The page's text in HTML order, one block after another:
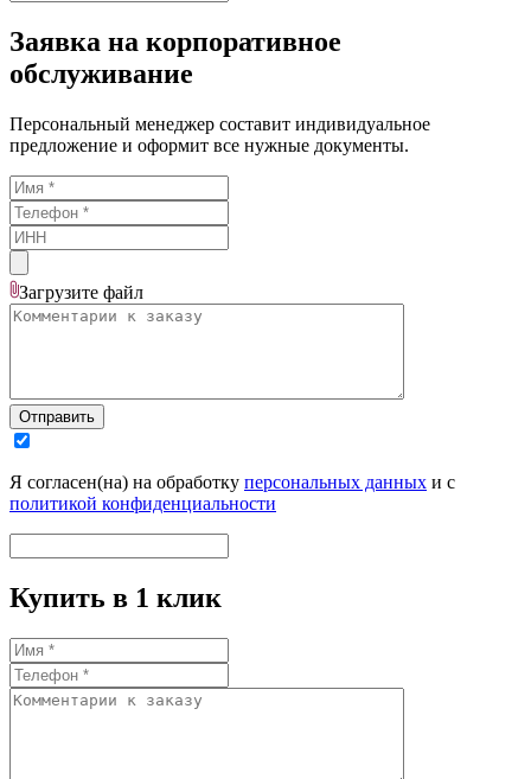
Заявка на корпоративное
обслуживание
Персональный менеджер составит индивидуальное
предложение и оформит все нужные документы.
Загрузите файл
Отправить
Я согласен(на) на обработку персональных данных и с
политикой конфиденциальности
Купить в 1 клик